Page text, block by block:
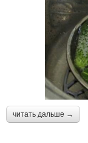
читать дальше →